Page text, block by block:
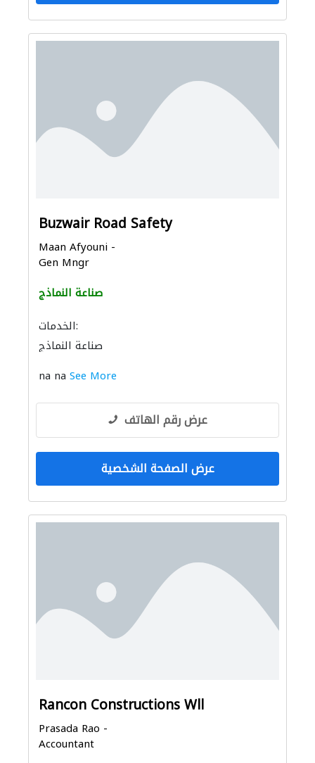
Buzwair Road Safety
Maan Afyouni -
Gen Mngr
صناعة النماذج
الخدمات:
صناعة النماذج
na na See More
عرض رقم الهاتف
عرض الصفحة الشخصية
Rancon Constructions Wll
Prasada Rao -
Accountant